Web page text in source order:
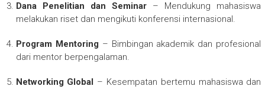
Dana Penelitian dan Seminar – Mendukung mahasiswa
melakukan riset dan mengikuti konferensi internasional.
Program Mentoring – Bimbingan akademik dan profesional
dari mentor berpengalaman.
Networking Global – Kesempatan bertemu mahasiswa dan